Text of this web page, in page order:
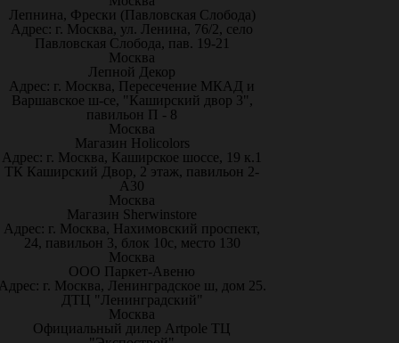
Лепнина, Фрески (Павловская Слобода)
Адрес: г. Москва, ул. Ленина, 76/2, село
Павловская Слобода, пав. 19-21
Москва
Лепной Декор
Адрес: г. Москва, Пересечение МКАД и
Варшавское ш-се, "Каширский двор 3",
павильон П - 8
Москва
Магазин Holicolors
Адрес: г. Москва, Каширское шоссе, 19 к.1
ТК Каширский Двор, 2 этаж, павильон 2-
А30
Москва
Магазин Sherwinstore
Адрес: г. Москва, Нахимовский проспект,
24, павильон 3, блок 10с, место 130
Москва
ООО Паркет-Авeню
г. Москва, Ленинградское ш, дом 25.
ДТЦ "Ленинградский"
Москва
Официальный дилер Artpole ТЦ